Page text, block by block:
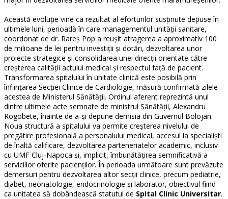
Această evoluție vine ca rezultat al eforturilor susținute depuse în
ultimele luni, perioadă în care managementul unității sanitare,
coordonat de dr. Rareș Pop a reușit atragerea a aproximativ 100
de milioane de lei pentru investiții și dotări, dezvoltarea unor
proiecte strategice și consolidarea unei direcții orientate către
creșterea calității actului medical și respectul față de pacient.
Transformarea spitalului în unitate clinică este posibilă prin
înființarea Secției Clinice de Cardiologie, măsură confirmată zilele
acestea de Ministerul Sănătății. Ordinul aferent reprezintă unul
dintre ultimele acte semnate de ministrul Sănătății, Alexandru
Rogobete, înainte de a-și depune demisia din Guvernul Bolojan.
Noua structură a spitalului va permite creșterea nivelului de
pregătire profesională a personalului medical, accesul la specialiști
de înaltă calificare, dezvoltarea parteneriatelor academic, inclusiv
cu UMF Cluj-Napoca și, implicit, îmbunătățirea semnificativă a
serviciilor oferite pacienților. În perioada următoare sunt prevăzute
demersuri pentru dezvoltarea altor secții clinice, precum pediatrie,
diabet, neonatologie, endocrinologie și laborator, obiectivul fiind
ca unitatea să dobândească statutul de Spital Clinic Universitar.